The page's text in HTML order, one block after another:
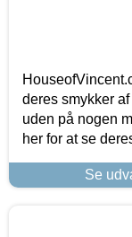
deres smykker
uden på nogen
her for at se
Se